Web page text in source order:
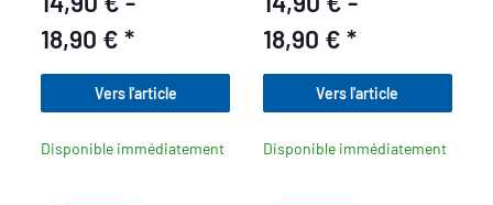
18,90 €*
Vers l'article
Disponible immédiatement
18,90 € *
Vers l'article
Disponible immédiatement